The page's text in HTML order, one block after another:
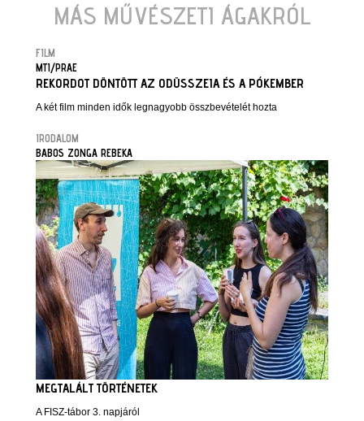
MÁS MŰVÉSZETI ÁGAKRÓL
FILM
MTI/PRAE
REKORDOT DÖNTÖTT AZ ODÜSSZEIA ÉS A PÓKEMBER
A két film minden idők legnagyobb összbevételét hozta
IRODALOM
BABOS ZONGA REBEKA
MEGTALÁLT TÖRTÉNETEK
A FISZ-tábor 3. napjáról